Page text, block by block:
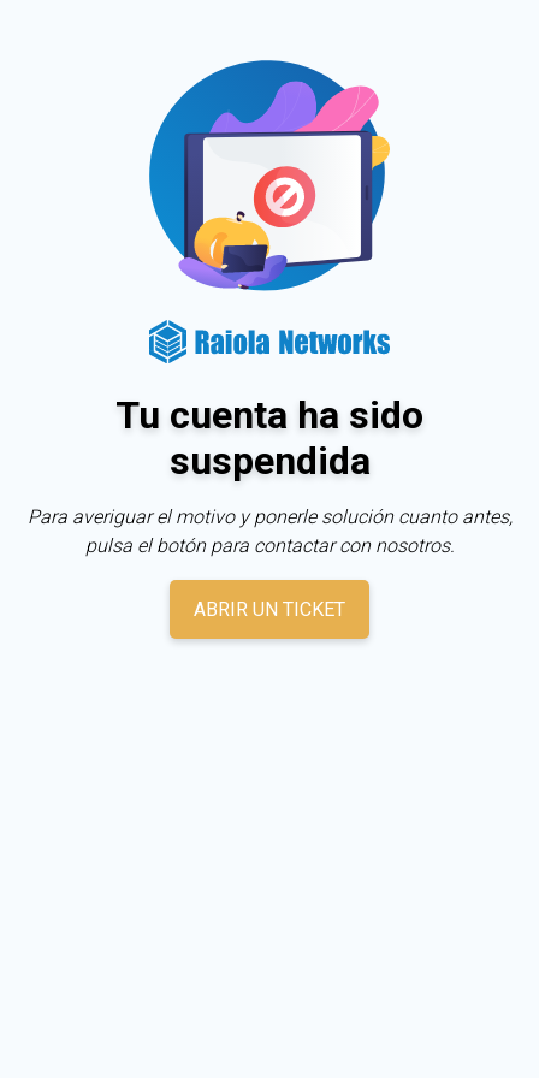
Tu cuenta ha sido
suspendida
Para averiguar el motivo y ponerle solución cuanto antes,
pulsa el botón para contactar con nosotros.
ABRIR UN TICKET